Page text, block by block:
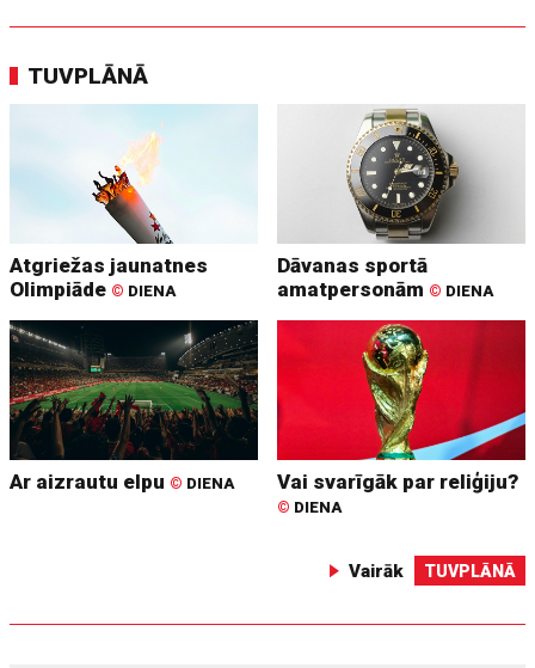
TUVPLĀNĀ
Atgriežas jaunatnes
Olimpiāde © DIENA
Dāvanas sportā
amatpersonām © DIENA
Ar aizrautu elpu © DIENA Vai svarīgāk par reliģiju?
© DIENA
Vairāk TUVPLĀNĀ